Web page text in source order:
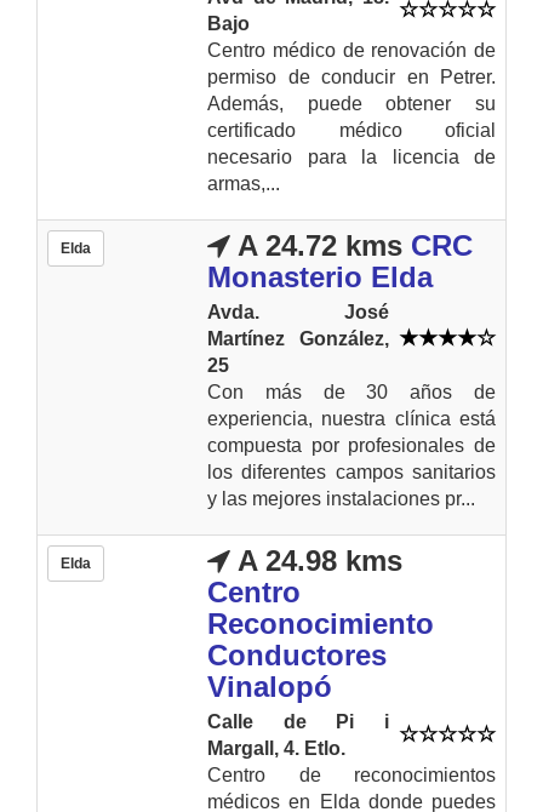
Bajo
Centro médico de renovación de
permiso de conducir en Petrer.
Además, puede obtener su
certificado médico oficial
necesario para la licencia de
armas,...
Elda A 24.72 kms CRC
Monasterio Elda
Avda. José
Martínez González,
25
Con más de 30 años de
experiencia, nuestra clínica está
compuesta por profesionales de
los diferentes campos sanitarios
y las mejores instalaciones pr...
Elda
A 24.98 kms
Centro
Reconocimiento
Conductores
Vinalopó
Calle de Pi i
Margall, 4. Etlo.
Centro de reconocimientos
médicos en Elda donde puedes